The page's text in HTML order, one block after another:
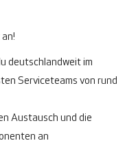
deutschlandweit im
Serviceteams von rund
Austausch und die
an